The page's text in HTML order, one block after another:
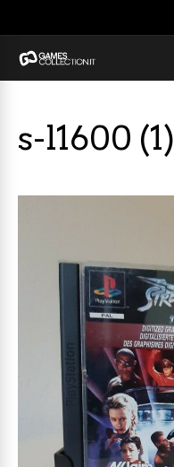
s-l1600 (1)